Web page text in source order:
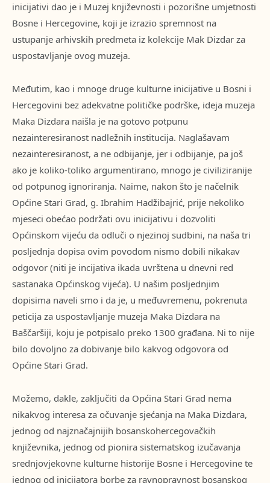
inicijativi dao je i Muzej književnosti i pozorišne umjetnosti
Bosne i Hercegovine, koji je izrazio spremnost na
ustupanje arhivskih predmeta iz kolekcije Mak Dizdar za
uspostavljanje ovog muzeja.
Međutim, kao i mnoge druge kulturne inicijative u Bosni i
Hercegovini bez adekvatne političke podrške, ideja muzeja
Maka Dizdara naišla je na gotovo potpunu
nezainteresiranost nadležnih institucija. Naglašavam
nezainteresiranost, a ne odbijanje, jer i odbijanje, pa još
ako je koliko-toliko argumentirano, mnogo je civiliziranije
od potpunog ignoriranja. Naime, nakon što je načelnik
Općine Stari Grad, g. Ibrahim Hadžibajrić, prije nekoliko
mjeseci obećao podržati ovu inicijativu i dozvoliti
Općinskom vijeću da odluči o njezinoj sudbini, na naša tri
posljednja dopisa ovim povodom nismo dobili nikakav
odgovor (niti je incijativa ikada uvrštena u dnevni red
sastanaka Općinskog vijeća). U našim posljednjim
dopisima naveli smo i da je, u međuvremenu, pokrenuta
peticija za uspostavljanje muzeja Maka Dizdara na
Baščaršiji, koju je potpisalo preko 1300 građana. Ni to nije
bilo dovoljno za dobivanje bilo kakvog odgovora od
Općine Stari Grad.
Možemo, dakle, zaključiti da Općina Stari Grad nema
nikakvog interesa za očuvanje sjećanja na Maka Dizdara,
jednog od najznačajnijih bosanskohercegovačkih
književnika, jednog od pionira sistematskog izučavanja
srednjovjekovne kulturne historije Bosne i Hercegovine te
jednog od inicijatora borbe za ravnopravnost bosanskog